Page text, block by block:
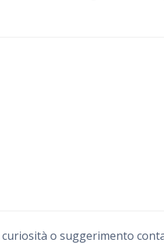
curiosità o suggerimento